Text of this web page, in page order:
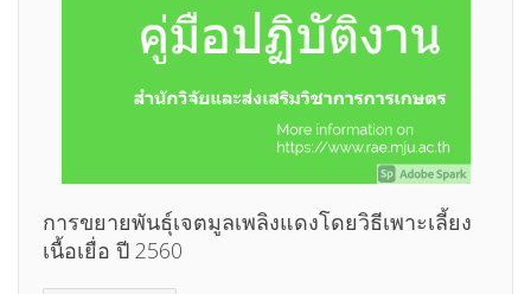
การขยายพันธุ์เจตมูลเพลิงแดงโดยวิธีเพาะเลี้ยง
เนื้อเยื่อ ปี 2560